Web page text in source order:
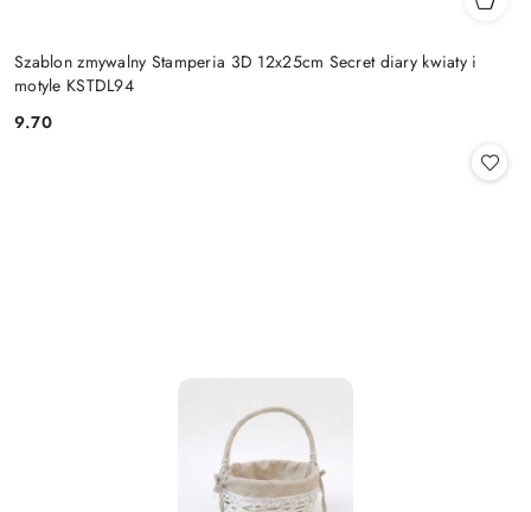
Szablon zmywalny Stamperia 3D 12x25cm Secret diary kwiaty i
motyle KSTDL94
Cena:
9.70